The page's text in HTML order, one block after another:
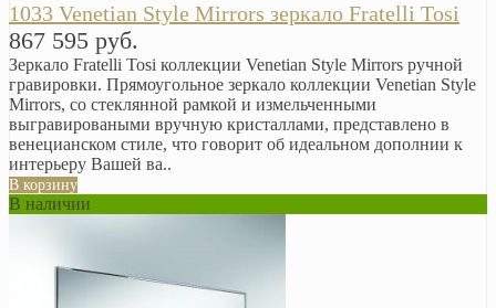
1033 Venetian Style Mirrors зеркало Fratelli Tosi
867 595 руб.
Зеркало Fratelli Tosi коллекции Venetian Style Mirrors ручной
гравировки. Прямоугольное зеркало коллекции Venetian Style
Mirrors, со стеклянной рамкой и измельченными
выгравироваными вручную кристаллами, представлено в
венецианском стиле, что говорит об идеальном дополнии к
интерьеру Вашей ва..
В корзину
В наличии